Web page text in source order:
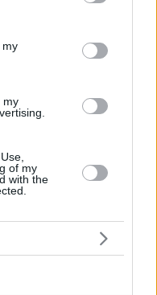
its third-party tags to
in below Google
my
my
of my
with the
η λεπτομέρεια στα
Αφγανού ξεκίνησε
της